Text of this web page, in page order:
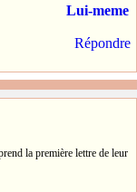
Lui-meme
Répondre
la première lettre de leur